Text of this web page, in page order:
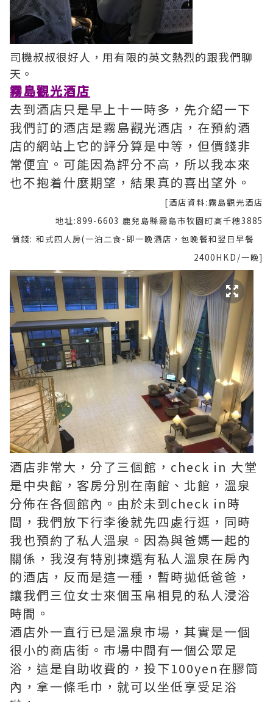
司機叔叔很好人，用有限的英文熱烈的跟我們聊
天。
霧島觀光酒店
去到酒店只是早上十一時多，先介紹一下
我們訂的酒店是霧島觀光酒店，在預約酒
店的網站上它的評分算是中等，但價錢非
常便宜。可能因為評分不高，所以我本來
也不抱着什麼期望，結果真的喜出望外。
[酒店資料:霧島觀光酒店
地址:899-6603 鹿兒島縣霧島市牧園町高千穗3885
價錢: 和式四人房(一泊二食-即一晚酒店，包晚餐和翌日早餐
2400HKD/一晚]
酒店非常大，分了三個館，check in 大堂
是中央館，客房分別在南館、北館，溫泉
分佈在各個館內。由於未到check in時
間，我們放下行李後就先四處行逛，同時
我也預約了私人溫泉。因為與爸媽一起的
關係，我沒有特別揀選有私人溫泉在房內
的酒店，反而是這一種，暫時拋低爸爸，
讓我們三位女士來個玉帛相見的私人浸浴
時間。
酒店外一直行已是溫泉市場，其實是一個
很小的商店街。市場中間有一個公眾足
浴，這是自助收費的，投下100yen在膠筒
內，拿一條毛巾，就可以坐低享受足浴